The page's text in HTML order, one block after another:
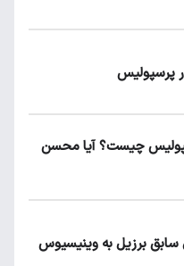
پرسپولیس
چیست؟ آیا محسن
برزیل به وینیسیوس